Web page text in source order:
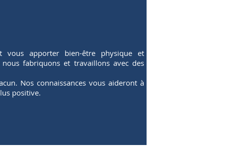
vous apporter bien-être physique et
fabriquons et travaillons avec des
Nos connaissances vous aideront à
positive.